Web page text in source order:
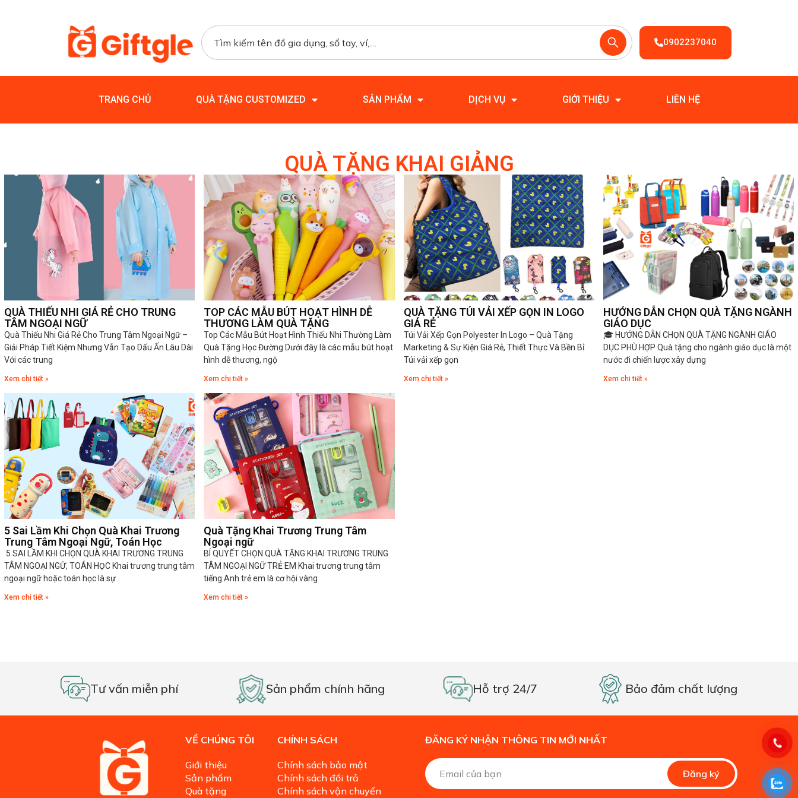
0902237040
TRANG CHỦ QUÀ TẶNG CUSTOMIZED SẢN PHẨM DỊCH VỤ GIỚI THIỆU LIÊN HỆ
QUÀ TẶNG KHAI GIẢNG
QUÀ THIẾU NHI GIÁ RẺ CHO TRUNG
TÂM NGOẠI NGỮ
Quà Thiếu Nhi Giá Rẻ Cho Trung Tâm Ngoại Ngữ –
Giải Pháp Tiết Kiệm Nhưng Vẫn Tạo Dấu Ấn Lâu Dài
Với các trung
Xem chi tiết »
TOP CÁC MẪU BÚT HOẠT HÌNH DỄ
THƯƠNG LÀM QUÀ TẶNG
Top Các Mẫu Bút Hoạt Hình Thiếu Nhi Thường Làm
Quà Tặng Học Đường Dưới đây là các mẫu bút hoạt
hình dễ thương, ngộ
Xem chi tiết »
QUÀ TẶNG TÚI VẢI XẾP GỌN IN LOGO
GIÁ RẺ
Túi Vải Xếp Gọn Polyester In Logo – Quà Tặng
Marketing & Sự Kiện Giá Rẻ, Thiết Thực Và Bền Bỉ
Túi vải xếp gọn
Xem chi tiết »
HƯỚNG DẪN CHỌN QUÀ TẶNG NGÀNH
GIÁO DỤC
🎓 HƯỚNG DẪN CHỌN QUÀ TẶNG NGÀNH GIÁO
DỤC PHÙ HỢP Quà tặng cho ngành giáo dục là một
nước đi chiến lược xây dựng
Xem chi tiết »
5 Sai Lầm Khi Chọn Quà Khai Trương
Trung Tâm Ngoại Ngữ, Toán Học
5 SAI LẦM KHI CHỌN QUÀ KHAI TRƯƠNG TRUNG
TÂM NGOẠI NGỮ, TOÁN HỌC Khai trương trung tâm
ngoại ngữ hoặc toán học là sự
Xem chi tiết »
Quà Tặng Khai Trương Trung Tâm
Ngoại ngữ
BÍ QUYẾT CHỌN QUÀ TẶNG KHAI TRƯƠNG TRUNG
TÂM NGOẠI NGỮ TRẺ EM Khai trương trung tâm
tiếng Anh trẻ em là cơ hội vàng
Xem chi tiết »
Tư vấn miễn phí Sản phẩm chính hãng Hỗ trợ 24/7 Bảo đảm chất lượng
VỀ CHÚNG TÔI
Giới thiệu
Sản phẩm
Quà tặng
CHÍNH SÁCH
Chính sách bảo mật
Chính sách đổi trả
Chính sách vận chuyển
ĐĂNG KÝ NHẬN THÔNG TIN MỚI NHẤT
Đăng ký
Alternative: